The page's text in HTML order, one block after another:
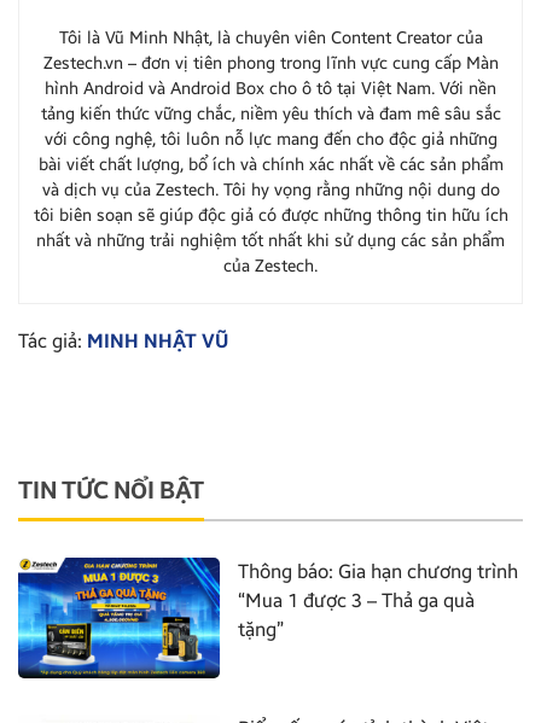
Tôi là Vũ Minh Nhật, là chuyên viên Content Creator của
Zestech.vn – đơn vị tiên phong trong lĩnh vực cung cấp Màn
hình Android và Android Box cho ô tô tại Việt Nam. Với nền
tảng kiến thức vững chắc, niềm yêu thích và đam mê sâu sắc
với công nghệ, tôi luôn nỗ lực mang đến cho độc giả những
bài viết chất lượng, bổ ích và chính xác nhất về các sản phẩm
và dịch vụ của Zestech. Tôi hy vọng rằng những nội dung do
tôi biên soạn sẽ giúp độc giả có được những thông tin hữu ích
nhất và những trải nghiệm tốt nhất khi sử dụng các sản phẩm
của Zestech.
Tác giả: MINH NHẬT VŨ
TIN TỨC NỔI BẬT
Thông báo: Gia hạn chương trình
“Mua 1 được 3 – Thả ga quà
tặng”